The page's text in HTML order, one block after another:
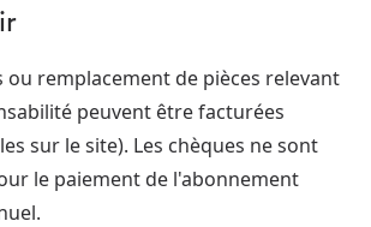
ou remplacement de pièces relevant
peuvent être facturées
sur le site). Les chèques ne sont
le paiement de l'abonnement